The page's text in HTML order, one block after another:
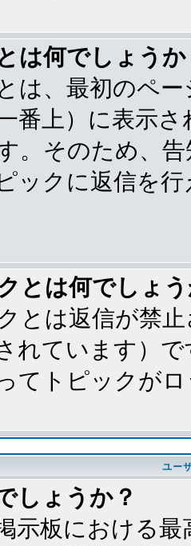
は何でしょうか
は、最初のペ
番上）に表示
。そのため、
ックに返信を
とは何でしょ
とは返信が禁
れています）
てトピックが
ユー
しょうか？
示板における